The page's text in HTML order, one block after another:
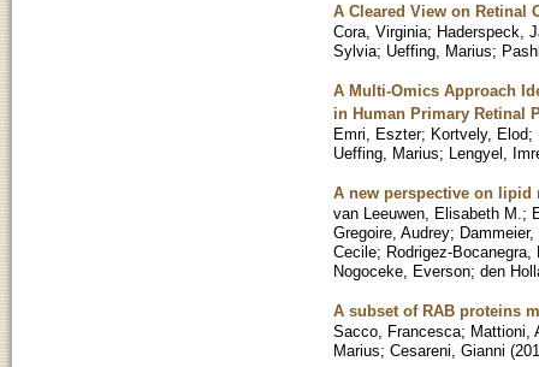
A Cleared View on Retinal
Cora, Virginia; Haderspeck,
Sylvia; Ueffing, Marius;
A Multi-Omics Approach
in Human Primary Retinal
Emri, Eszter; Kortvely, Elod;
Ueffing, Marius; Lengyel,
A new perspective on lipid
van Leeuwen, Elisabeth M. ;
Gregoire, Audrey;
Cecile; Rodrigez-Bocanegra,
Nogoceke, Everson; den
A subset of RAB proteins
Sacco, Francesca; Mattioni,
Marius; Cesareni, Gianni (